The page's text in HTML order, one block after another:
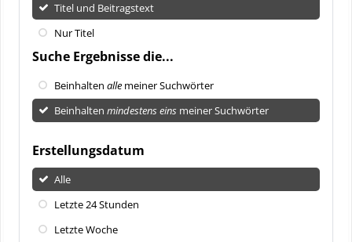
Titel und Beitragstext
Nur Titel
Suche Ergebnisse die...
Beinhalten alle meiner Suchwörter
Beinhalten mindestens eins meiner Suchwörter
Erstellungsdatum
Alle
Letzte 24 Stunden
Letzte Woche